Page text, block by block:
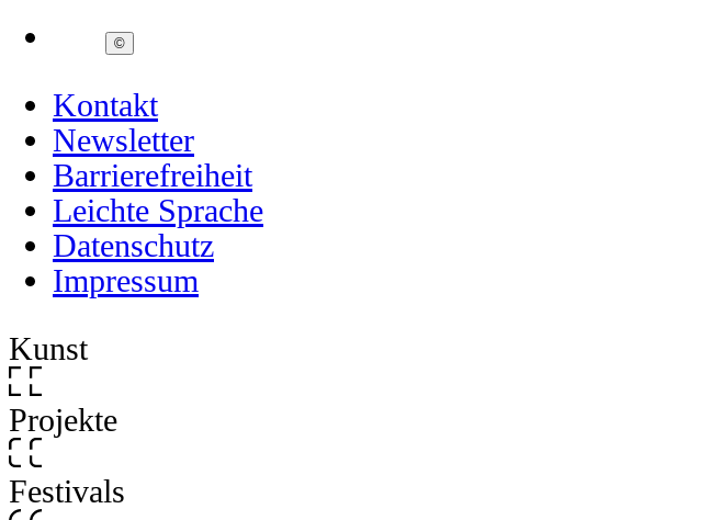
©
Kontakt
Newsletter
Barrierefreiheit
Leichte Sprache
Datenschutz
Impressum
Kunst
Projekte
Festivals